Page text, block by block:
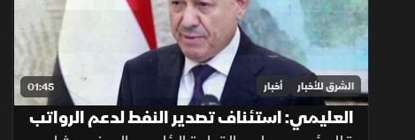
01:45 الشرق للأخبار أخبار
العليمي: استئناف تصدير النفط لدعم الرواتب